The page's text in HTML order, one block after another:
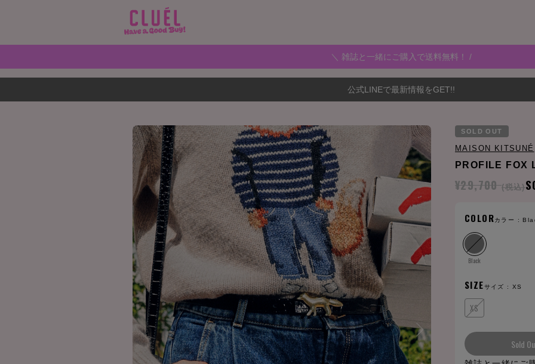
＼ 雑誌と一緒にご購入で送料無料！ /
公式LINEで最新情報をGET!!
SOLD OUT
MAISON KITSUNÉ
PROFILE FOX
¥29,700 (税込)
COLORカラー :
Black
SIZEサイズ :XS
XS
Sold